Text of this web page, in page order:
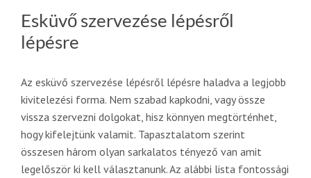
Esküvő szervezése lépésről
lépésre
Az esküvő szervezése lépésről lépésre haladva a legjobb
kivitelezési forma. Nem szabad kapkodni, vagy össze
vissza szervezni dolgokat, hisz könnyen megtörténhet,
hogy kifelejtünk valamit. Tapasztalatom szerint
összesen három olyan sarkalatos tényező van amit
legelőször ki kell választanunk. Az alábbi lista fontossági